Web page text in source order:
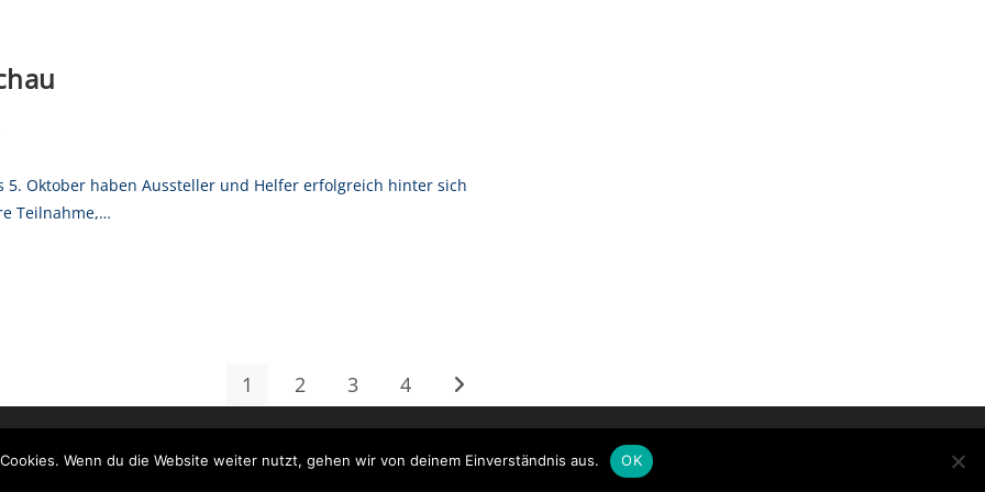
5. Oktober haben Aussteller und Helfer erfolgreich hinter sich
Teilnahme,…
1 2 3 4
Impressum
Wenn du die Website weiter nutzt, gehen wir von deinem Einverständnis aus. OK